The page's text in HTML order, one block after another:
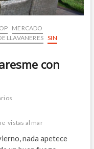
MERCADO
LLAVANERES SIN
con
vistas al mar
nada apetece